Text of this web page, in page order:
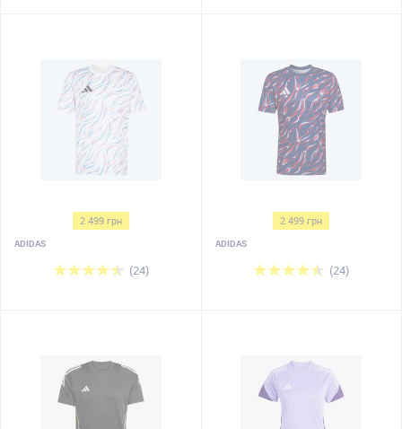
2 499 грн
ADIDAS
(24)
2 499 грн
ADIDAS
(24)